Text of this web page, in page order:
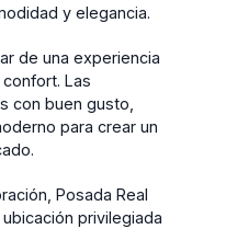
y elegancia.
de una experiencia
Las
con buen gusto,
para crear un
Posada Real
privilegiada